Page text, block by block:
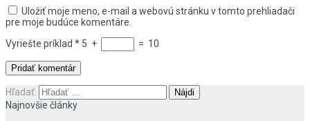
Uložiť moje meno, e-mail a webovú stránku v tomto prehliadači
pre moje budúce komentáre.
Vyriešte príklad * 5 + = 10
Hľadať:
Najnovšie články